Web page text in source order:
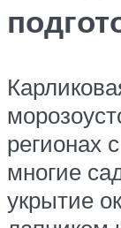
регионах
многие
укрытие